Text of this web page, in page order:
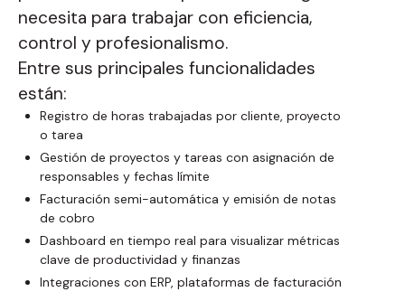
necesita para trabajar con eficiencia,
control y profesionalismo.
Entre sus principales funcionalidades
están:
Registro de horas trabajadas por cliente, proyecto
o tarea
Gestión de proyectos y tareas con asignación de
responsables y fechas límite
Facturación semi-automática y emisión de notas
de cobro
Dashboard en tiempo real para visualizar métricas
clave de productividad y finanzas
Integraciones con ERP, plataformas de facturación